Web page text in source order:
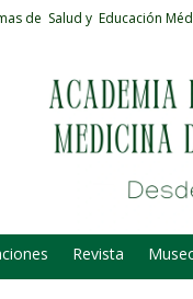
de Salud y Educación
Revista